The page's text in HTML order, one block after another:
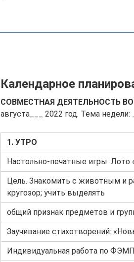
Календарное
СОВМЕСТНАЯ ДЕЯТЕЛЬНОСТЬ
августа___ 2022 год. Тема недели:
1. УТРО
Настольно-печатные игры: Лото
Цель. Знакомить с животным и
кругозор; учить выделять
общий признак предметов и
Заучивание стихотворений:
Индивидуальная работа по